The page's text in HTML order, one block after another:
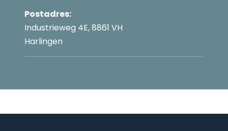
Postadres:
Industrieweg 4E, 8861 VH
Harlingen